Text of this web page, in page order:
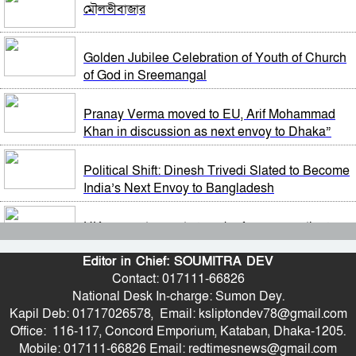
পালিত
শেখ হাসিনাকে কথা বলতে দেওয়া দুই দেশের সম্পর্কের
জন্য ক্ষতিকর: পররাষ্ট্র মন্ত্রণালয়
ভিডিও ডকুমেন্টারি প্রদর্শনের পর ‘ভুয়া’ স্লোগান, জুলাই যোদ্ধা
ও শহিদ পরিবারের সংবর্ধনা অনুষ্ঠানে হট্টগোল
সাবেক প্রধানমন্ত্রী শেখ হাসিনাকে সেদিন ভারতে পৌঁছে দেন
যারা, প্রকাশ্যে এলো নতুন তথ্য
মন্ত্রিসভা থেকে বাদ পড়তে পারেন অনেকেই, নতুন করে
আলোচনায় যেসব নাম
ভারতের চিকেন নেক নিয়ে নতুন পরিকল্পনা
জাতীয় সংসদের বিশেষ অধিবেশন ডাকা হচ্ছে
বগুড়ায় ও সিলেটে দুই ঘণ্টার ব্যবধানে সড়ক দুর্ঘটনায়
শুভেন্দুর কৌশলে বদলে যাচ্ছে পশ্চিমবঙ্গের রাজনীতির
ভারতীয় এমপির
মোদিকে নেতানিয়াহুর ফোন; ইসরায়েলের সঙ্গে ঘনিষ্ট সম্পর্ক
গড়তে চায় ভারত
মৌলভীবাজার
Golden Jubilee Celebration of Youth of Church
of God in Sreemangal
Pranay Verma moved to EU, Arif Mohammad
Khan in discussion as next envoy to Dhaka”
Political Shift: Dinesh Trivedi Slated to Become
India’s Next Envoy to Bangladesh
UK moves to create ‘smoke-free generation’
with landmark tobacco bill
Not Rust, but Tetanus Bacteria Pose the Real
Threat: When Should You Get Vaccinated?
Call for Structural Reforms in Agriculture and
Editor in Chief: SOUMITRA DEV
Contact: 017111-66826
National Desk In-charge: Sumon Dey.
Kapil Deb: 01717026578, Email: ksliptondev78@gmail.com
Office: 116-117, Concord Emporium, Kataban, Dhaka-1205.
Mobile: 017111-66826 Email: redtimesnews@gmail.com